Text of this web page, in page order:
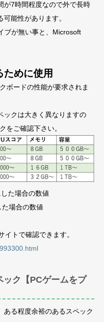
が7時間程度なので外で長時
能性があります。
ブが無い事と、Microsoft
ために使用
ボードの性能が要求されま
ックは大きく異なりますの
をご確認下さい。
た場合の数値
場合の数値
トで確認できます。
ック【PCゲームをプ
ある程度余裕のあるスペック